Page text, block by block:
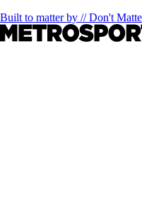
Built to matter by // Don't